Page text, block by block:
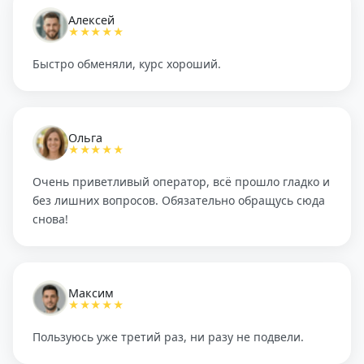
Алексей
★★★★★
Быстро обменяли, курс хороший.
Ольга
★★★★★
Очень приветливый оператор, всё прошло гладко и
без лишних вопросов. Обязательно обращусь сюда
снова!
Максим
★★★★★
Пользуюсь уже третий раз, ни разу не подвели.